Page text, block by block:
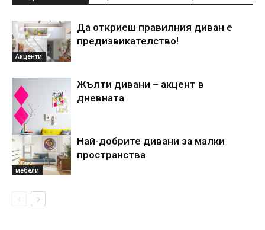
Акценти
Да откриеш правилния диван е
предизвикателство!
Всекидневна
Жълти дивани – aкцент в
дневната
мебели
Най-добрите дивани за малки
пространства